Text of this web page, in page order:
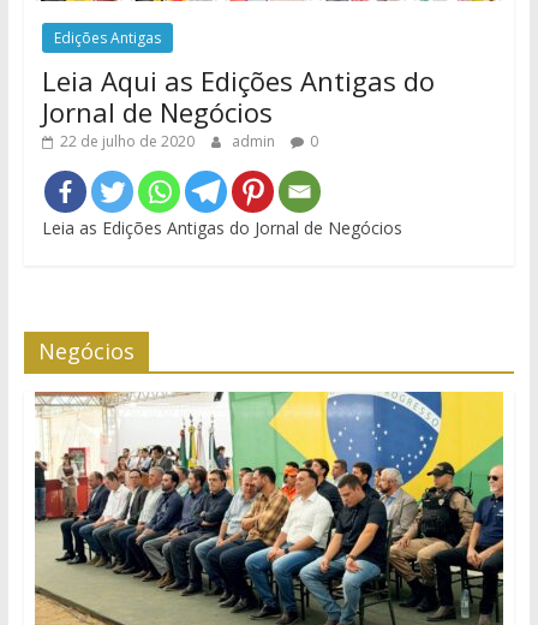
Edições Antigas
Leia Aqui as Edições Antigas do
Jornal de Negócios
22 de julho de 2020 admin 0
Leia as Edições Antigas do Jornal de Negócios
Negócios